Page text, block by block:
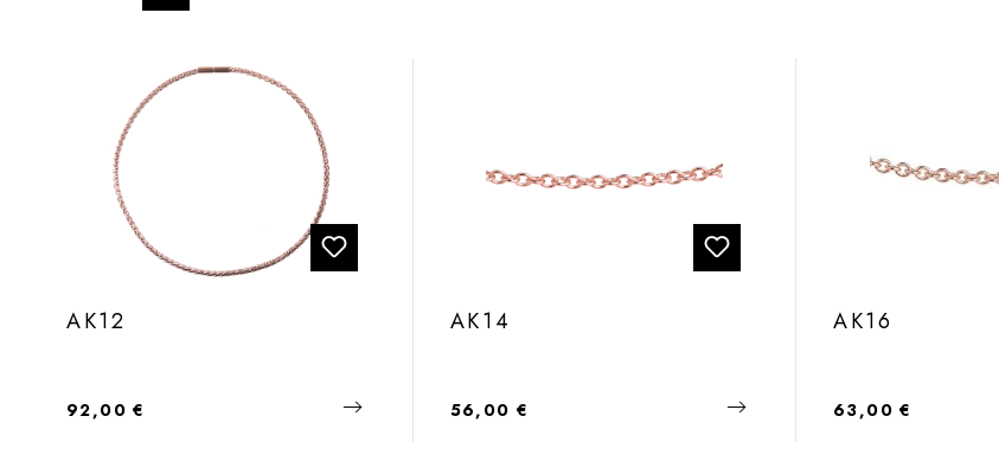
AK12
Regulärer Preis:
92,00 €
AK14
Regulärer Preis:
56,00 €
AK16
Regulärer Preis:
63,00 €